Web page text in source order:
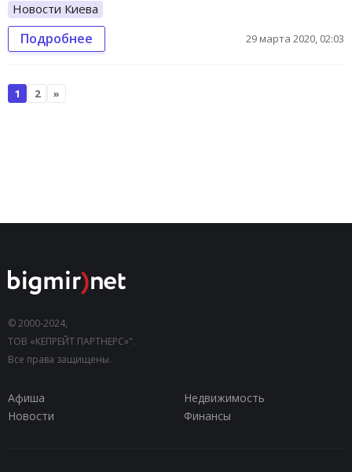
Новости Киева
Подробнее 29 марта 2020, 02:03
1 2 »
© 2000-2024,
ТОВ «КЕПРЕЙТ ПАРТНЕРС»".
Все права защищены.
Афиша
Недвижимость
Новости
Финансы